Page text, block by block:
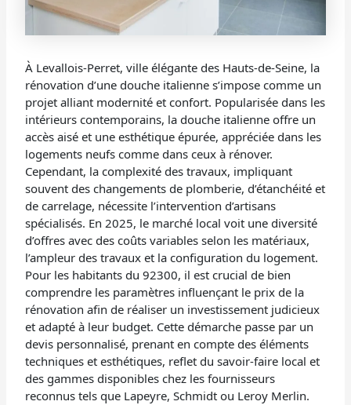
À Levallois-Perret, ville élégante des Hauts-de-Seine, la
rénovation d’une douche italienne s’impose comme un
projet alliant modernité et confort. Popularisée dans les
intérieurs contemporains, la douche italienne offre un
accès aisé et une esthétique épurée, appréciée dans les
logements neufs comme dans ceux à rénover.
Cependant, la complexité des travaux, impliquant
souvent des changements de plomberie, d’étanchéité et
de carrelage, nécessite l’intervention d’artisans
spécialisés. En 2025, le marché local voit une diversité
d’offres avec des coûts variables selon les matériaux,
l’ampleur des travaux et la configuration du logement.
Pour les habitants du 92300, il est crucial de bien
comprendre les paramètres influençant le prix de la
rénovation afin de réaliser un investissement judicieux
et adapté à leur budget. Cette démarche passe par un
devis personnalisé, prenant en compte des éléments
techniques et esthétiques, reflet du savoir-faire local et
des gammes disponibles chez les fournisseurs
reconnus tels que Lapeyre, Schmidt ou Leroy Merlin.